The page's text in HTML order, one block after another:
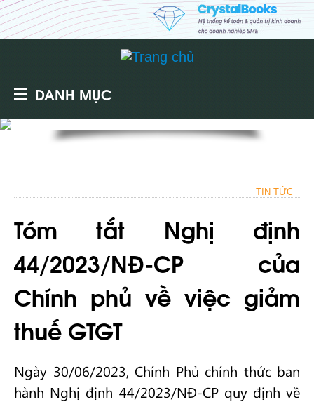
DANH MỤC
TIN TỨC
Tóm tắt Nghị định
44/2023/NĐ-CP của
Chính phủ về việc giảm
thuế GTGT
Ngày 30/06/2023, Chính Phủ chính thức ban
hành Nghị định 44/2023/NĐ-CP quy định về